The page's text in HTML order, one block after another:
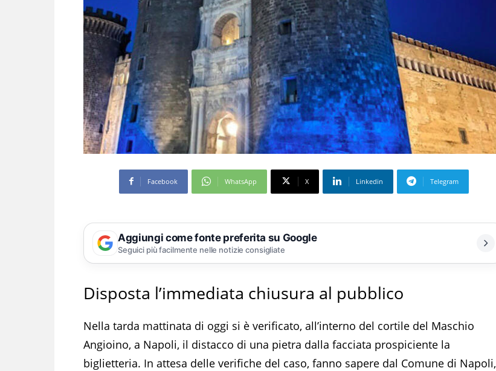
Facebook WhatsApp X Linkedin Telegram
Aggiungi come fonte preferita su Google
Seguici più facilmente nelle notizie consigliate
Disposta l’immediata chiusura al pubblico
Nella tarda mattinata di oggi si è verificato, all’interno del cortile del Maschio
Angioino, a Napoli, il distacco di una pietra dalla facciata prospiciente la
biglietteria. In attesa delle verifiche del caso, fanno sapere dal Comune di Napoli,